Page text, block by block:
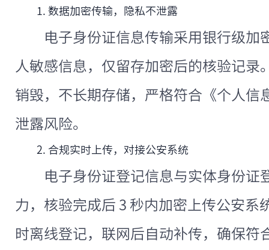
1. 数据加密传输，隐私不泄露
电子身份证信息传输采用银行级加
人敏感信息，仅留存加密后的核验记录
销毁，不长期存储，严格符合《个人信
泄露风险。
2. 合规实时上传，对接公安系统
电子身份证登记信息与实体身份证
力，核验完成后 3 秒内加密上传公安系
时离线登记，联网后自动补传，确保符